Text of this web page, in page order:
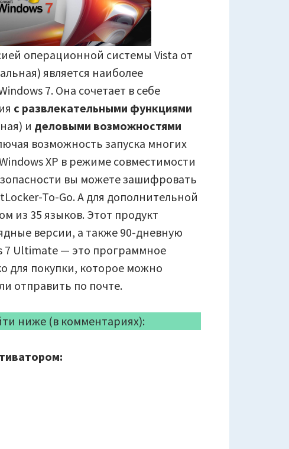
операционной системы Vista от
является наиболее
7. Она сочетает в себе
с развлекательными функциями
и деловыми возможностями
возможность запуска многих
XP в режиме совместимости
вы можете зашифровать
To-Go. А для дополнительной
из 35 языков. Этот продукт
версии, а также 90-дневную
7 Ultimate — это программное
для покупки, которое можно
отправить по почте.
ниже (в комментариях):